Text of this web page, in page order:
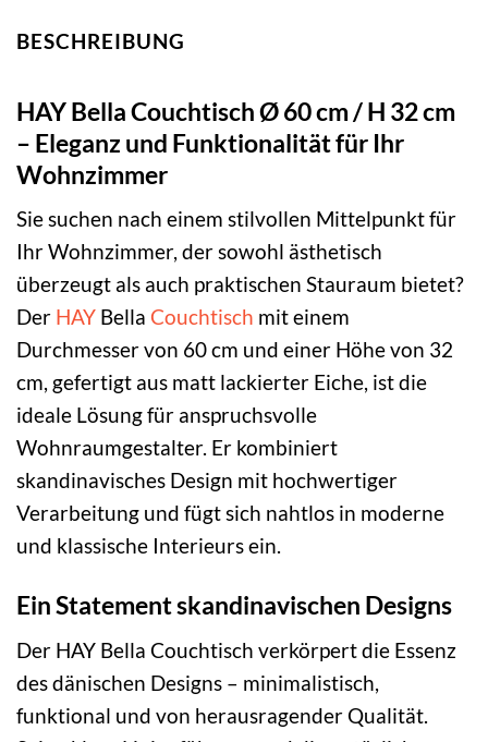
BESCHREIBUNG
HAY Bella Couchtisch Ø 60 cm / H 32 cm
– Eleganz und Funktionalität für Ihr
Wohnzimmer
Sie suchen nach einem stilvollen Mittelpunkt für
Ihr Wohnzimmer, der sowohl ästhetisch
überzeugt als auch praktischen Stauraum bietet?
Der HAY Bella Couchtisch mit einem
Durchmesser von 60 cm und einer Höhe von 32
cm, gefertigt aus matt lackierter Eiche, ist die
ideale Lösung für anspruchsvolle
Wohnraumgestalter. Er kombiniert
skandinavisches Design mit hochwertiger
Verarbeitung und fügt sich nahtlos in moderne
und klassische Interieurs ein.
Ein Statement skandinavischen Designs
Der HAY Bella Couchtisch verkörpert die Essenz
des dänischen Designs – minimalistisch,
funktional und von herausragender Qualität.